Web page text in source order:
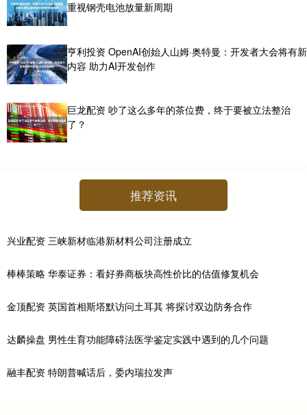
重视钢壳电池放量新周期
亨利投资 OpenAI创始人山姆·奥特曼：开发者大会将有新
内容 助力AI开发创作
巨龙配资 吵了这么多年的茶位费，终于要被立法整治
了？
推荐资讯
兴业配资 三峡新材临港新材料公司注册成立
棒棒策略 华泰证券：看好券商板块高性价比的估值修复机会
金顶配资 英国首相斯塔默访问土耳其 将探讨双边防务合作
达麟操盘 男性生育功能障碍法医学鉴定实践中遇到的几个问题
融丰配资 特朗普喊话后，委内瑞拉发声